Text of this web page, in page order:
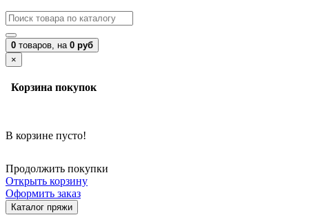
0 товаров, на 0 руб
×
Корзина покупок
В корзине пусто!
Продолжить покупки
Открыть корзину
Оформить заказ
Каталог пряжи